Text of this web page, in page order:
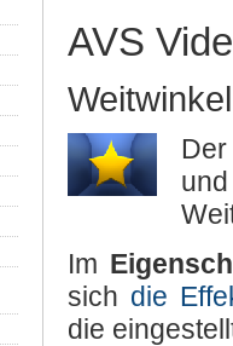
AVS
Im
sich die
die